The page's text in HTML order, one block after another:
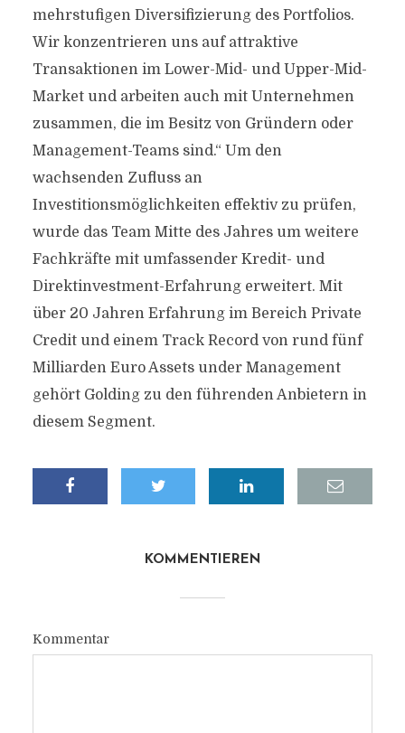
mehrstufigen Diversifizierung des Portfolios.
Wir konzentrieren uns auf attraktive
Transaktionen im Lower-Mid- und Upper-Mid-
Market und arbeiten auch mit Unternehmen
zusammen, die im Besitz von Gründern oder
Management-Teams sind.“ Um den
wachsenden Zufluss an
Investitionsmöglichkeiten effektiv zu prüfen,
wurde das Team Mitte des Jahres um weitere
Fachkräfte mit umfassender Kredit- und
Direktinvestment-Erfahrung erweitert. Mit
über 20 Jahren Erfahrung im Bereich Private
Credit und einem Track Record von rund fünf
Milliarden Euro Assets under Management
gehört Golding zu den führenden Anbietern in
diesem Segment.
KOMMENTIEREN
Kommentar